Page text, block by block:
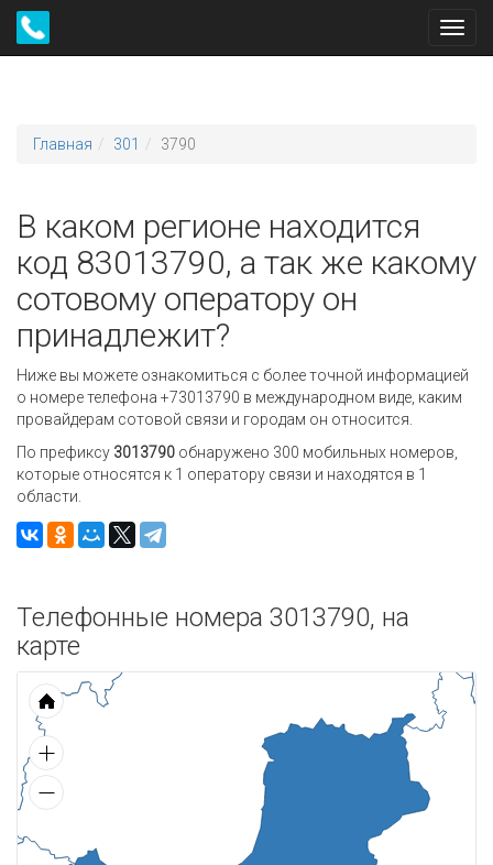
Главная 301 3790
В каком регионе находится
код 83013790, а так же какому
сотовому оператору он
принадлежит?
Ниже вы можете ознакомиться с более точной информацией
о номере телефона +73013790 в международном виде, каким
провайдерам сотовой связи и городам он относится.
По префиксу 3013790 обнаружено 300 мобильных номеров,
которые относятся к 1 оператору связи и находятся в 1
области.
Телефонные номера 3013790, на
карте